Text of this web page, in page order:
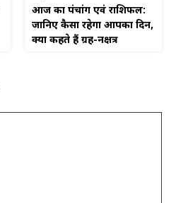
आज का पंचांग एवं राशिफल:
जानिए कैसा रहेगा आपका दिन,
क्या कहते हैं ग्रह-नक्षत्र